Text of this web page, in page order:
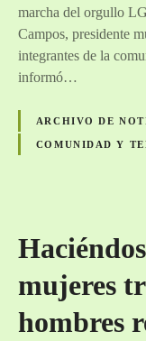
m
o
L
T
Q
marcha del orgullo
Campos, presidente
integrantes de la
informó…
ARCHIVO DE
COMUNIDAD Y
mujeres
hombres